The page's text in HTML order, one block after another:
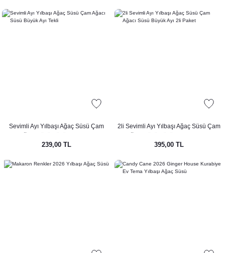
Sevimli Ayı Yılbaşı Ağaç Süsü Çam
239,00 TL
2li Sevimli Ayı Yılbaşı Ağaç Süsü Çam
395,00 TL